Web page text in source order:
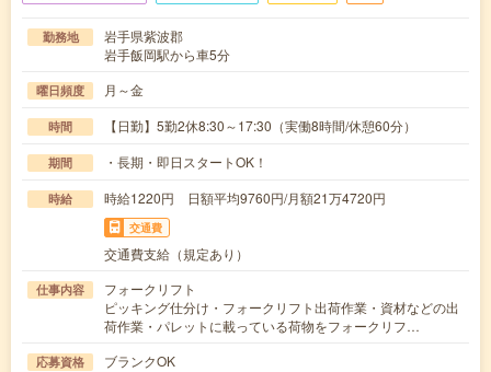
勤務地
岩手県紫波郡
岩手飯岡駅から車5分
曜日頻度 月～金
時間 【日勤】5勤2休8:30～17:30（実働8時間/休憩60分）
期間 ・長期・即日スタートOK！
時給 時給1220円 日額平均9760円/月額21万4720円
交通費
交通費支給（規定あり）
仕事内容
フォークリフト
ピッキング仕分け・フォークリフト出荷作業・資材などの出
荷作業・パレットに載っている荷物をフォークリフ…
応募資格
ブランクOK